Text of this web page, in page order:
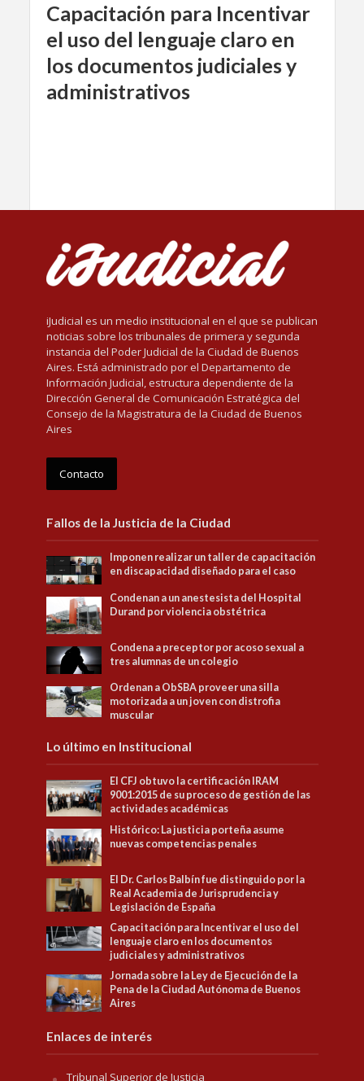
Capacitación para Incentivar
el uso del lenguaje claro en
los documentos judiciales y
administrativos
iJudicial es un medio institucional en el que se publican
noticias sobre los tribunales de primera y segunda
instancia del Poder Judicial de la Ciudad de Buenos
Aires. Está administrado por el Departamento de
Información Judicial, estructura dependiente de la
Dirección General de Comunicación Estratégica del
Consejo de la Magistratura de la Ciudad de Buenos
Aires
Contacto
Fallos de la Justicia de la Ciudad
Imponen realizar un taller de capacitación
en discapacidad diseñado para el caso
Condenan a un anestesista del Hospital
Durand por violencia obstétrica
Condena a preceptor por acoso sexual a
tres alumnas de un colegio
Ordenan a ObSBA proveer una silla
motorizada a un joven con distrofia
muscular
Lo último en Institucional
El CFJ obtuvo la certificación IRAM
9001:2015 de su proceso de gestión de las
actividades académicas
Histórico: La justicia porteña asume
nuevas competencias penales
El Dr. Carlos Balbín fue distinguido por la
Real Academia de Jurisprudencia y
Legislación de España
Capacitación para Incentivar el uso del
lenguaje claro en los documentos
judiciales y administrativos
Jornada sobre la Ley de Ejecución de la
Pena de la Ciudad Autónoma de Buenos
Aires
Enlaces de interés
Tribunal Superior de Justicia